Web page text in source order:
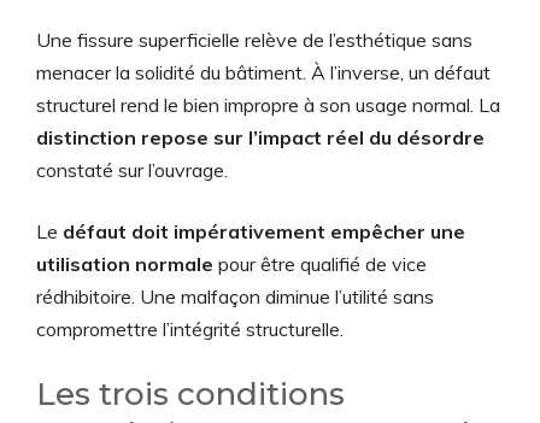
Une fissure superficielle relève de l’esthétique sans
menacer la solidité du bâtiment. À l’inverse, un défaut
structurel rend le bien impropre à son usage normal. La
distinction repose sur l’impact réel du désordre
constaté sur l’ouvrage.
Le défaut doit impérativement empêcher une
utilisation normale pour être qualifié de vice
rédhibitoire. Une malfaçon diminue l’utilité sans
compromettre l’intégrité structurelle.
Les trois conditions